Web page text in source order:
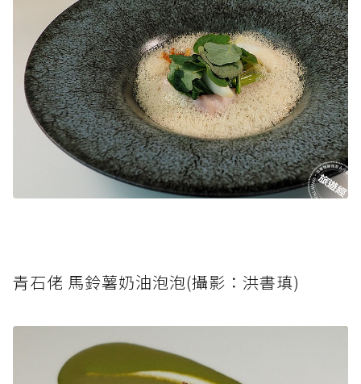
青石佬 馬鈴薯奶油泡泡(攝影：洪書瑱)